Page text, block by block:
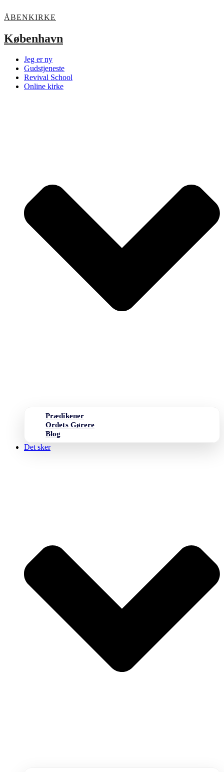
ÅBENKIRKE
København
Jeg er ny
Gudstjeneste
Revival School
Online kirke
Prædikener
Ordets Gørere
Blog
Det sker